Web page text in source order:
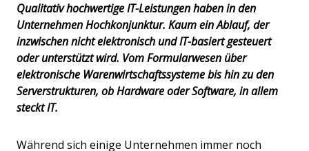
Qualitativ hochwertige IT-Leistungen haben in den
Unternehmen Hochkonjunktur. Kaum ein Ablauf, der
inzwischen nicht elektronisch und IT-basiert gesteuert
oder unterstützt wird. Vom Formularwesen über
elektronische Warenwirtschaftssysteme bis hin zu den
Serverstrukturen, ob Hardware oder Software, in allem
steckt IT.
Während sich einige Unternehmen immer noch